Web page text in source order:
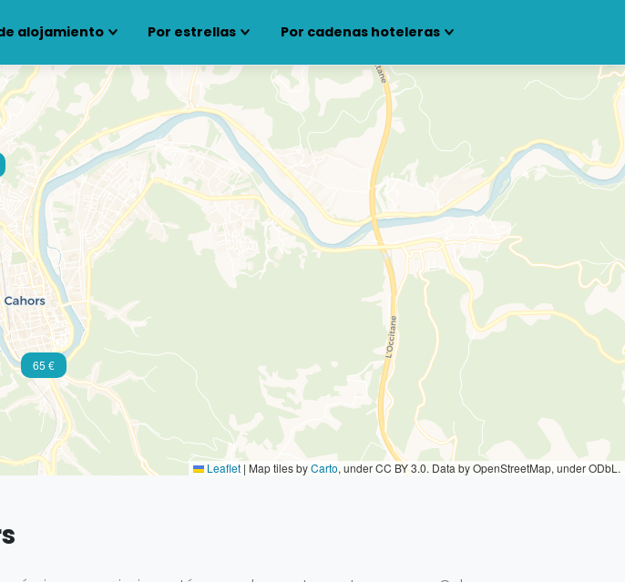
alojamiento Por estrellas Por cadenas hoteleras
65 €
Leaflet | Map tiles byCarto, under CC BY 3.0. Data by OpenStreetMap, under ODbL.